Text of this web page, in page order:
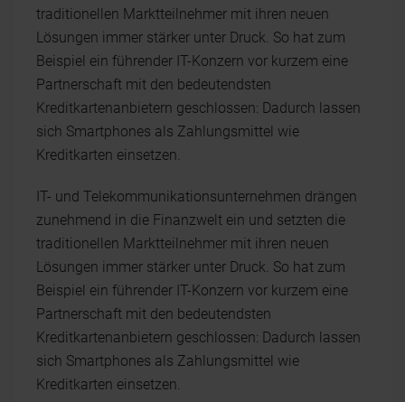
traditionellen Marktteilnehmer mit ihren neuen
Lösungen immer stärker unter Druck. So hat zum
Beispiel ein führender IT-Konzern vor kurzem eine
Partnerschaft mit den bedeutendsten
Kreditkartenanbietern geschlossen: Dadurch lassen
sich Smartphones als Zahlungsmittel wie
Kreditkarten einsetzen.
IT- und Telekommunikationsunternehmen drängen
zunehmend in die Finanzwelt ein und setzten die
traditionellen Marktteilnehmer mit ihren neuen
Lösungen immer stärker unter Druck. So hat zum
Beispiel ein führender IT-Konzern vor kurzem eine
Partnerschaft mit den bedeutendsten
Kreditkartenanbietern geschlossen: Dadurch lassen
sich Smartphones als Zahlungsmittel wie
Kreditkarten einsetzen.